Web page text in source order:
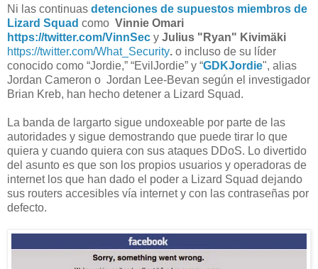
Ni las continuas detenciones de supuestos miembros de
Lizard Squad como Vinnie Omari
https://twitter.com/VinnSec y Julius "Ryan" Kivimäki
https://twitter.com/What_Security. o incluso de su líder
conocido como “Jordie,” “EvilJordie” y “GDKJordie", alias
Jordan Cameron o Jordan Lee-Bevan según el investigador
Brian Kreb, han hecho detener a Lizard Squad.
La banda de largarto sigue undoxeable por parte de las
autoridades y sigue demostrando que puede tirar lo que
quiera y cuando quiera con sus ataques DDoS. Lo divertido
del asunto es que son los propios usuarios y operadoras de
internet los que han dado el poder a Lizard Squad dejando
sus routers accesibles vía internet y con las contraseñas por
defecto.